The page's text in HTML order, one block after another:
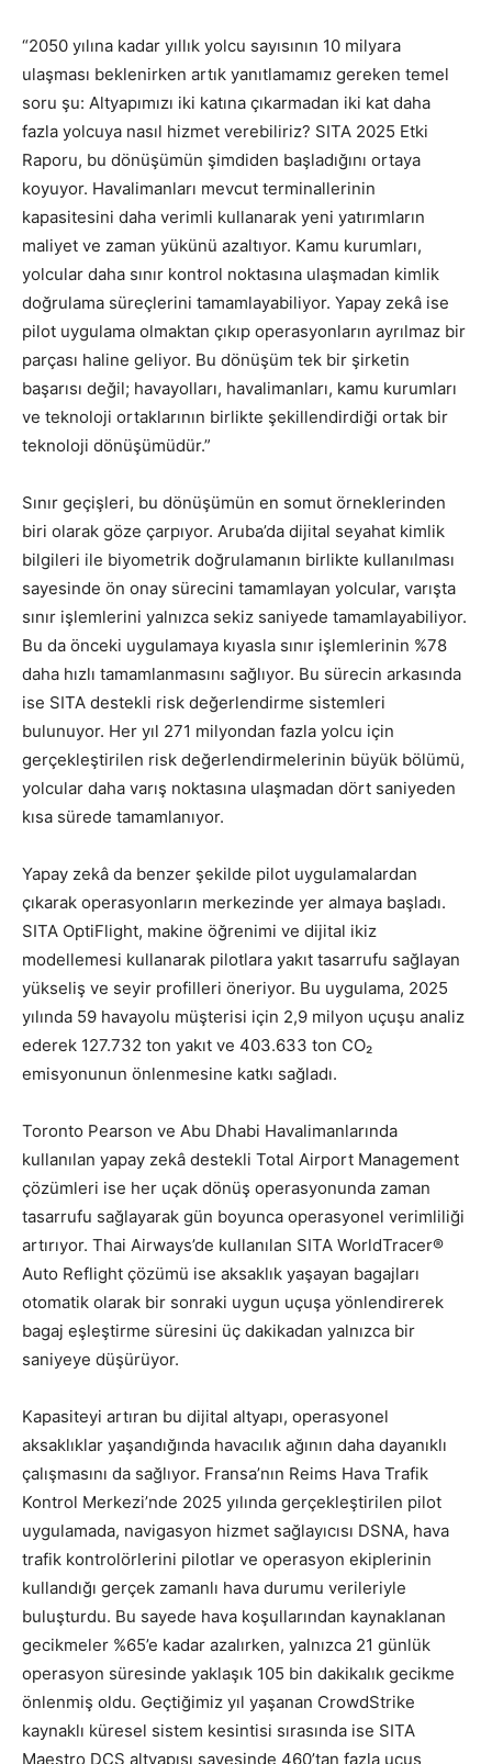
“2050 yılına kadar yıllık yolcu sayısının 10 milyara
ulaşması beklenirken artık yanıtlamamız gereken temel
soru şu: Altyapımızı iki katına çıkarmadan iki kat daha
fazla yolcuya nasıl hizmet verebiliriz? SITA 2025 Etki
Raporu, bu dönüşümün şimdiden başladığını ortaya
koyuyor. Havalimanları mevcut terminallerinin
kapasitesini daha verimli kullanarak yeni yatırımların
maliyet ve zaman yükünü azaltıyor. Kamu kurumları,
yolcular daha sınır kontrol noktasına ulaşmadan kimlik
doğrulama süreçlerini tamamlayabiliyor. Yapay zekâ ise
pilot uygulama olmaktan çıkıp operasyonların ayrılmaz bir
parçası haline geliyor. Bu dönüşüm tek bir şirketin
başarısı değil; havayolları, havalimanları, kamu kurumları
ve teknoloji ortaklarının birlikte şekillendirdiği ortak bir
teknoloji dönüşümüdür.”
Sınır geçişleri, bu dönüşümün en somut örneklerinden
biri olarak göze çarpıyor. Aruba’da dijital seyahat kimlik
bilgileri ile biyometrik doğrulamanın birlikte kullanılması
sayesinde ön onay sürecini tamamlayan yolcular, varışta
sınır işlemlerini yalnızca sekiz saniyede tamamlayabiliyor.
Bu da önceki uygulamaya kıyasla sınır işlemlerinin %78
daha hızlı tamamlanmasını sağlıyor. Bu sürecin arkasında
ise SITA destekli risk değerlendirme sistemleri
bulunuyor. Her yıl 271 milyondan fazla yolcu için
gerçekleştirilen risk değerlendirmelerinin büyük bölümü,
yolcular daha varış noktasına ulaşmadan dört saniyeden
kısa sürede tamamlanıyor.
Yapay zekâ da benzer şekilde pilot uygulamalardan
çıkarak operasyonların merkezinde yer almaya başladı.
SITA OptiFlight, makine öğrenimi ve dijital ikiz
modellemesi kullanarak pilotlara yakıt tasarrufu sağlayan
yükseliş ve seyir profilleri öneriyor. Bu uygulama, 2025
yılında 59 havayolu müşterisi için 2,9 milyon uçuşu analiz
ederek 127.732 ton yakıt ve 403.633 ton CO₂
emisyonunun önlenmesine katkı sağladı.
Toronto Pearson ve Abu Dhabi Havalimanlarında
kullanılan yapay zekâ destekli Total Airport Management
çözümleri ise her uçak dönüş operasyonunda zaman
tasarrufu sağlayarak gün boyunca operasyonel verimliliği
artırıyor. Thai Airways’de kullanılan SITA WorldTracer®
Auto Reflight çözümü ise aksaklık yaşayan bagajları
otomatik olarak bir sonraki uygun uçuşa yönlendirerek
bagaj eşleştirme süresini üç dakikadan yalnızca bir
saniyeye düşürüyor.
Kapasiteyi artıran bu dijital altyapı, operasyonel
aksaklıklar yaşandığında havacılık ağının daha dayanıklı
çalışmasını da sağlıyor. Fransa’nın Reims Hava Trafik
Kontrol Merkezi’nde 2025 yılında gerçekleştirilen pilot
uygulamada, navigasyon hizmet sağlayıcısı DSNA, hava
trafik kontrolörlerini pilotlar ve operasyon ekiplerinin
kullandığı gerçek zamanlı hava durumu verileriyle
buluşturdu. Bu sayede hava koşullarından kaynaklanan
gecikmeler %65’e kadar azalırken, yalnızca 21 günlük
operasyon süresinde yaklaşık 105 bin dakikalık gecikme
önlenmiş oldu. Geçtiğimiz yıl yaşanan CrowdStrike
kaynaklı küresel sistem kesintisi sırasında ise SITA
Maestro DCS altyapısı sayesinde 460’tan fazla uçuş